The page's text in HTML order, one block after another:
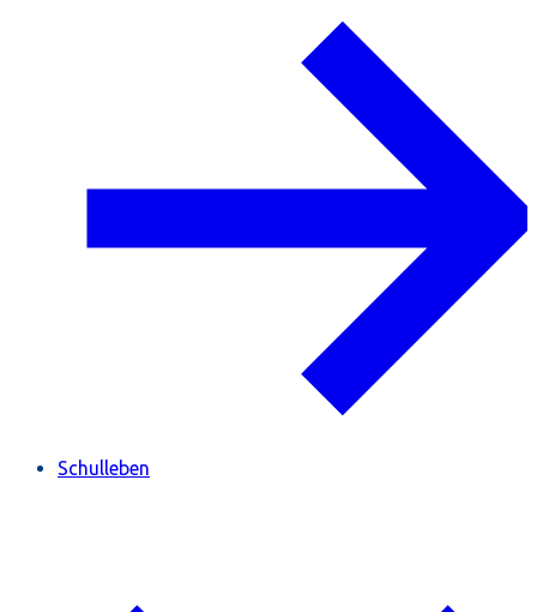
Schulleben